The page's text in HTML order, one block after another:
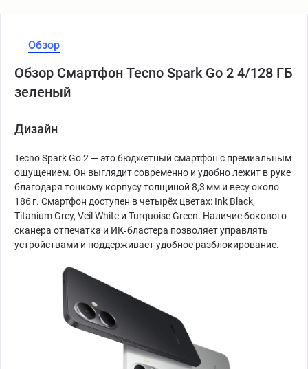
Обзор
Обзор Смартфон Tecno Spark Go 2 4/128 ГБ
зеленый
Дизайн
Tecno Spark Go 2 — это бюджетный смартфон с премиальным
ощущением. Он выглядит современно и удобно лежит в руке
благодаря тонкому корпусу толщиной 8,3 мм и весу около
186 г. Смартфон доступен в четырёх цветах: Ink Black,
Titanium Grey, Veil White и Turquoise Green. Наличие бокового
сканера отпечатка и ИК‑бластера позволяет управлять
устройствами и поддерживает удобное разблокирование.